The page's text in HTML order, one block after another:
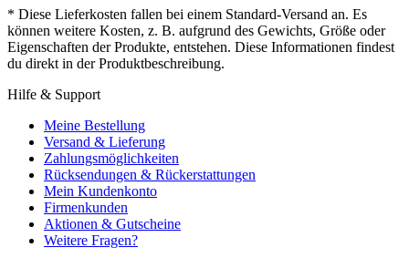
* Diese Lieferkosten fallen bei einem Standard-Versand an. Es
können weitere Kosten, z. B. aufgrund des Gewichts, Größe oder
Eigenschaften der Produkte, entstehen. Diese Informationen findest
du direkt in der Produktbeschreibung.
Hilfe & Support
Meine Bestellung
Versand & Lieferung
Zahlungsmöglichkeiten
Rücksendungen & Rückerstattungen
Mein Kundenkonto
Firmenkunden
Aktionen & Gutscheine
Weitere Fragen?